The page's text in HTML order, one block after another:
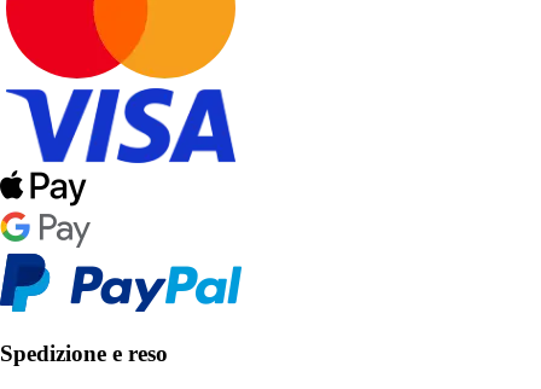
Spedizione e reso